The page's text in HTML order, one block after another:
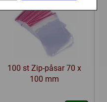
100 st Zip-påsar 70 x
100 mm